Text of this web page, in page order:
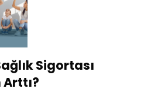
Sigortası